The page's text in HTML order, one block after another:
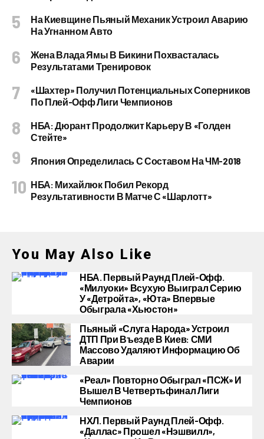
На Киевщине Пьяный Механик Устроил Аварию
На Угнанном Авто
Жена Влада Ямы В Бикини Похвасталась
Результатами Тренировок
«Шахтер» Получил Потенциальных Соперников
По Плей-Офф Лиги Чемпионов
НБА: Дюрант Продолжит Карьеру В «Голден
Стейте»
Япония Определилась С Составом На ЧМ-2018
НБА: Михайлюк Побил Рекорд
Результативности В Матче С «Шарлотт»
You May Also Like
НБА. Первый Раунд Плей-Офф.
«Милуоки» Всухую Выиграл Серию
У «Детройта», «Юта» Впервые
Обыграла «Хьюстон»
Пьяный «слуга Народа» Устроил
ДТП При Въезде В Киев: СМИ
Массово Удаляют Информацию Об
Аварии
«Реал» Повторно Обыграл «ПСЖ» И
Вышел В Четвертьфинал Лиги
Чемпионов
НХЛ. Первый Раунд Плей-Офф.
«Даллас» Прошел «Нэшвилл»,